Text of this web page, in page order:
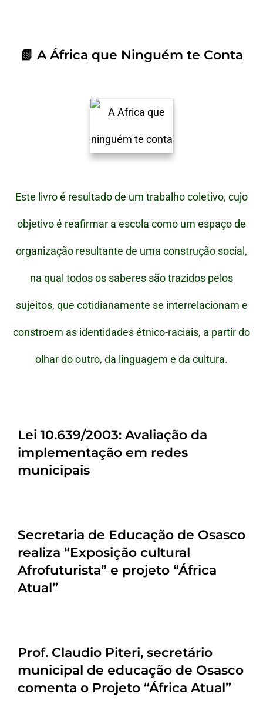
📗 A África que Ninguém te Conta
Este livro é resultado de um trabalho coletivo, cujo
objetivo é reafirmar a escola como um espaço de
organização resultante de uma construção social,
na qual todos os saberes são trazidos pelos
sujeitos, que cotidianamente se interrelacionam e
constroem as identidades étnico-raciais, a partir do
olhar do outro, da linguagem e da cultura.
Lei 10.639/2003: Avaliação da
implementação em redes
municipais
Secretaria de Educação de Osasco
realiza “Exposição cultural
Afrofuturista” e projeto “África
Atual”
Prof. Claudio Piteri, secretário
municipal de educação de Osasco
comenta o Projeto “África Atual”